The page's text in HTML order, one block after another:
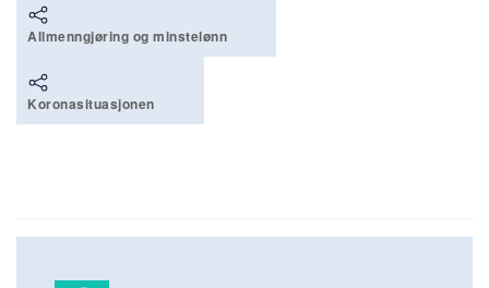
Allmenngjøring og minstelønn
Koronasituasjonen